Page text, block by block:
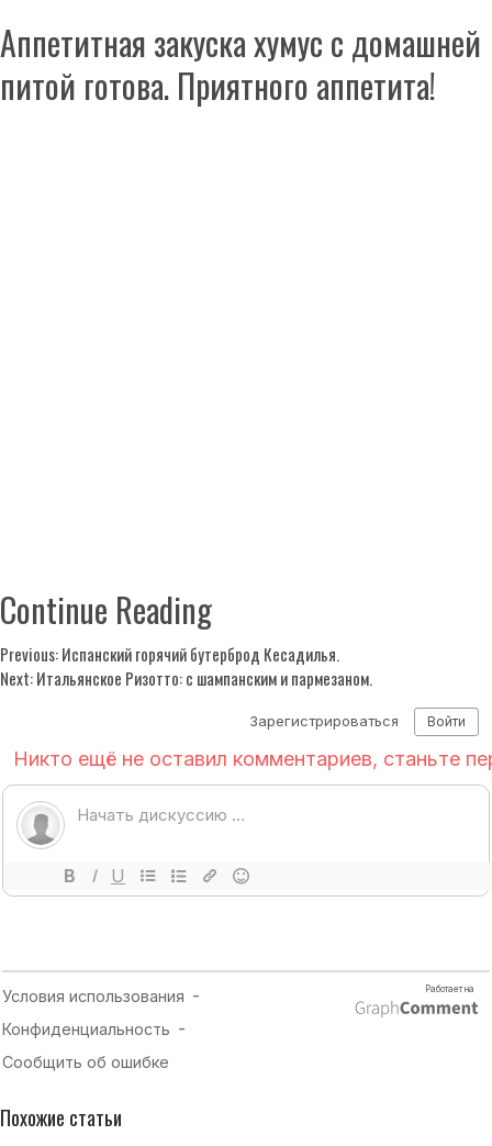
Аппетитная закуска хумус с домашней
питой готова. Приятного аппетита!
Continue Reading
Previous:Испанский горячий бутерброд Кесадилья.
Next:Итальянское Ризотто: с шампанским и пармезаном.
Похожие статьи